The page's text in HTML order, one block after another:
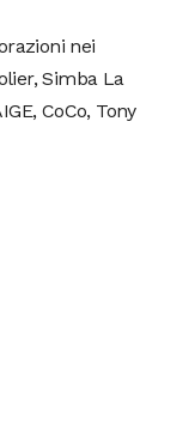
nei
Simba La
CoCo, Tony